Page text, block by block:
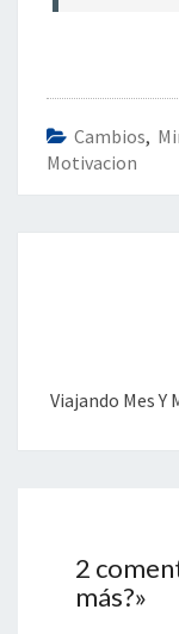
Cambios,
Motivacion
Viajando Mes Y
2
más?»